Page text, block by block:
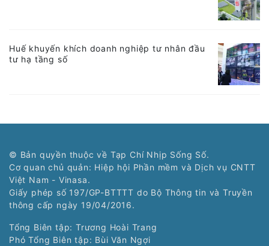
Huế khuyến khích doanh nghiệp tư nhân đầu
tư hạ tầng số
© Bản quyền thuộc về Tạp Chí Nhịp Sống Số.
Cơ quan chủ quản: Hiệp hội Phần mềm và Dịch vụ CNTT
Việt Nam - Vinasa.
Giấy phép số 197/GP-BTTTT do Bộ Thông tin và Truyền
thông cấp ngày 19/04/2016.
Tổng Biên tập: Trương Hoài Trang
Phó Tổng Biên tập: Bùi Văn Ngợi